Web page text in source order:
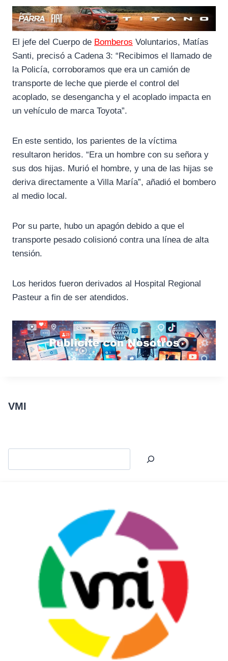
El jefe del Cuerpo de Bomberos Voluntarios, Matías
Santi, precisó a Cadena 3: “Recibimos el llamado de
la Policía, corroboramos que era un camión de
transporte de leche que pierde el control del
acoplado, se desengancha y el acoplado impacta en
un vehículo de marca Toyota”.
En este sentido, los parientes de la víctima
resultaron heridos. “Era un hombre con su señora y
sus dos hijas. Murió el hombre, y una de las hijas se
deriva directamente a Villa María”, añadió el bombero
al medio local.
Por su parte, hubo un apagón debido a que el
transporte pesado colisionó contra una línea de alta
tensión.
Los heridos fueron derivados al Hospital Regional
Pasteur a fin de ser atendidos.
VMI